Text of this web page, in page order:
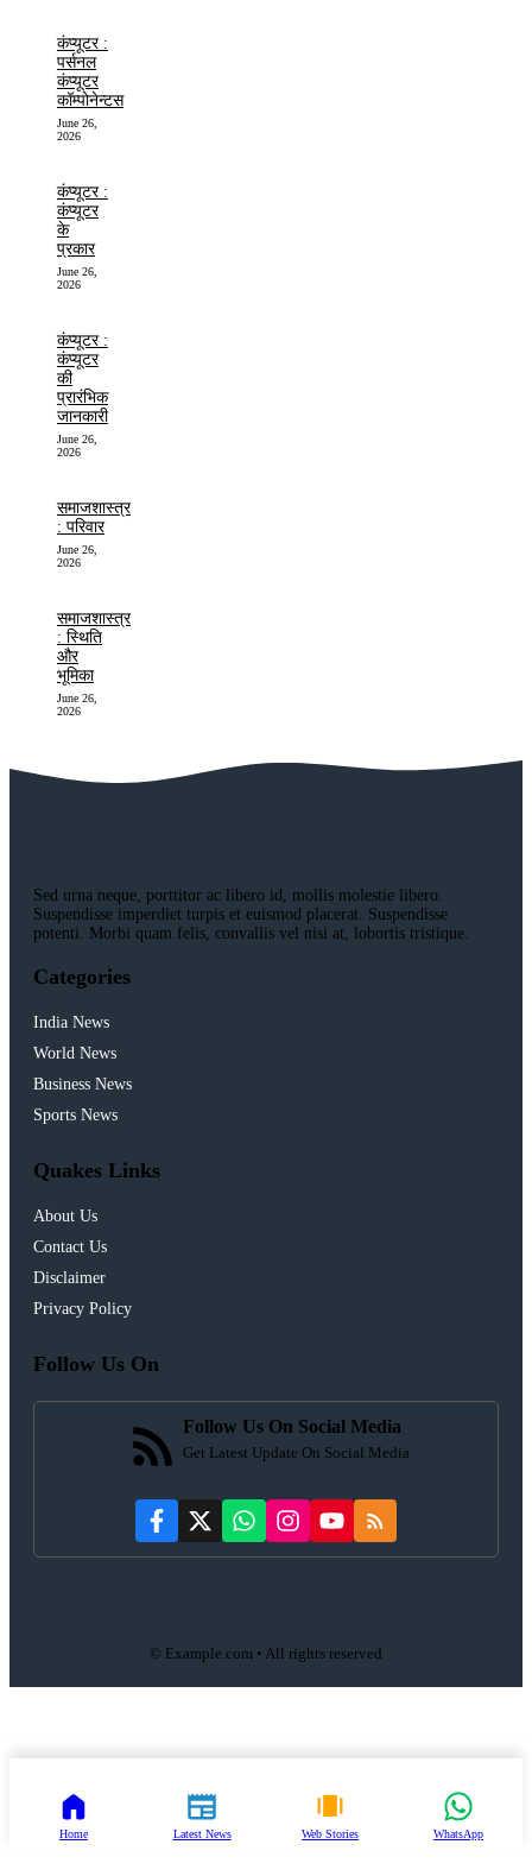
कंप्यूटर :
पर्सनल
कंप्यूटर
कॉम्पोनेन्टस
June 26,
2026
कंप्यूटर :
कंप्यूटर
के
प्रकार
June 26,
2026
कंप्यूटर :
कंप्यूटर
की
प्रारंभिक
जानकारी
June 26,
2026
समाजशास्त्र
: परिवार
June 26,
2026
समाजशास्त्र
: स्थिति
और
भूमिका
June 26,
2026
Sed urna neque, porttitor ac libero id, mollis molestie libero.
Suspendisse imperdiet turpis et euismod placerat. Suspendisse
potenti. Morbi quam felis, convallis vel nisi at, lobortis tristique.
Categories
India News
World News
Business News
Sports News
Quakes Links
About Us
Contact Us
Disclaimer
Privacy Policy
Follow Us On
Follow Us On Social Media
Get Latest Update On Social Media
© Example.com • All rights reserved
Home Latest News Web Stories WhatsApp